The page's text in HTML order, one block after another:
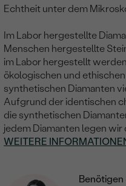
Echtheit unter dem
Im Labor hergestellte
Menschen hergestellte
im Labor hergestellt
ökologischen und
synthetischen Diamanten
Aufgrund der identischen
die synthetischen
jedem Diamanten legen
WEITERE
Benötigen